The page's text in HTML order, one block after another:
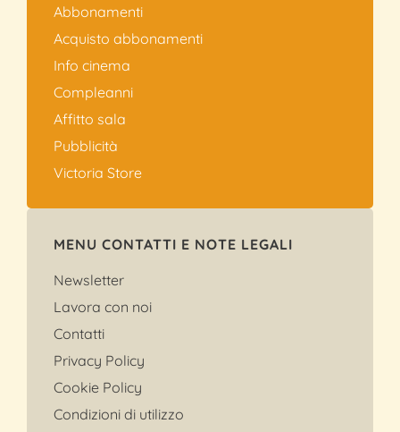
Abbonamenti
Acquisto abbonamenti
Info cinema
Compleanni
Affitto sala
Pubblicità
Victoria Store
MENU CONTATTI E NOTE LEGALI
Newsletter
Lavora con noi
Contatti
Privacy Policy
Cookie Policy
Condizioni di utilizzo